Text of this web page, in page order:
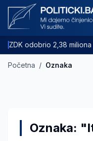
Početna / Oznaka
Oznaka: